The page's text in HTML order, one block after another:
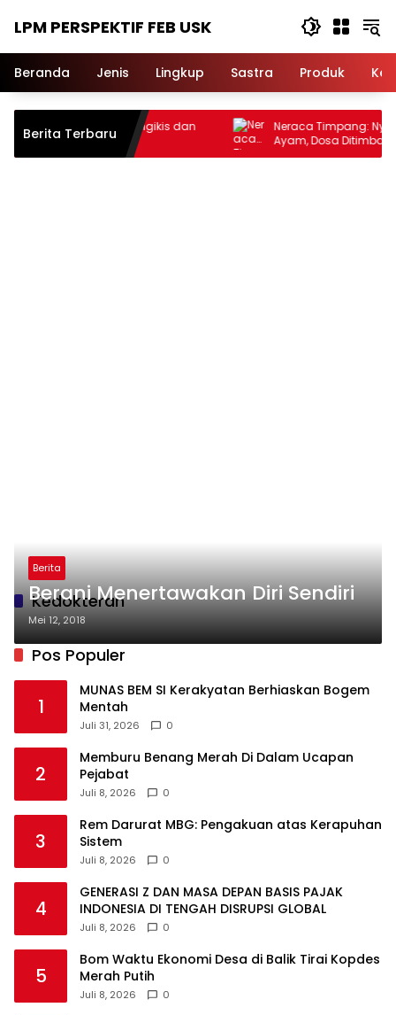
LPM PERSPEKTIF FEB USK
Beranda Jenis Lingkup Sastra Produk
Berita Terbaru
Mengikis dan
Neraca Timpang: Nyawa Ditimbang
Ayam, Dosa Ditimbang Emas
Kedokteran
Berita
Berani Menertawakan Diri Sendiri
Mei 12, 2018
Pos Populer
1
MUNAS BEM SI Kerakyatan Berhiaskan Bogem
Mentah
Juli 31, 2026 0
2
Memburu Benang Merah Di Dalam Ucapan
Pejabat
Juli 8, 2026 0
3
Rem Darurat MBG: Pengakuan atas Kerapuhan
Sistem
Juli 8, 2026 0
4
GENERASI Z DAN MASA DEPAN BASIS PAJAK
INDONESIA DI TENGAH DISRUPSI GLOBAL
Juli 8, 2026 0
5
Bom Waktu Ekonomi Desa di Balik Tirai Kopdes
Merah Putih
Juli 8, 2026 0